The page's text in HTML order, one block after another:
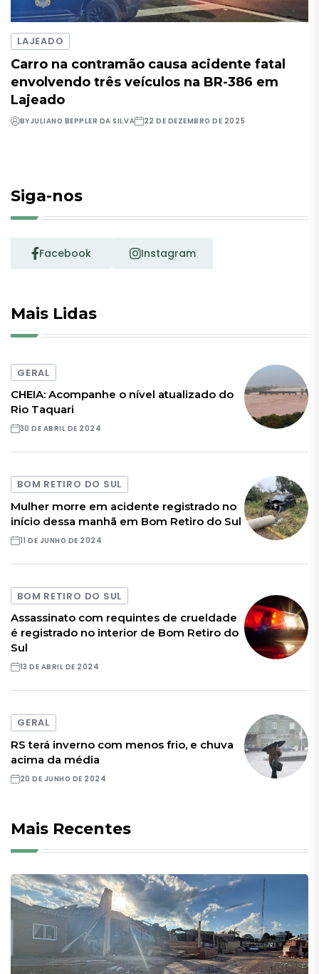
LAJEADO
Carro na contramão causa acidente fatal
envolvendo três veículos na BR-386 em
Lajeado
BYJULIANO BEPPLER DA SILVA 22 DE DEZEMBRO DE 2025
Siga-nos
Facebook Instagram
Mais Lidas
GERAL
CHEIA: Acompanhe o nível atualizado do
Rio Taquari
30 DE ABRIL DE 2024
BOM RETIRO DO SUL
Mulher morre em acidente registrado no
início dessa manhã em Bom Retiro do Sul
11 DE JUNHO DE 2024
BOM RETIRO DO SUL
Assassinato com requintes de crueldade
é registrado no interior de Bom Retiro do
Sul
13 DE ABRIL DE 2024
GERAL
RS terá inverno com menos frio, e chuva
acima da média
20 DE JUNHO DE 2024
Mais Recentes